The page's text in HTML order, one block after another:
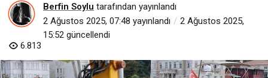
Berfin Soylu tarafından yayınlandı
2 Ağustos 2025, 07:48 yayınlandı
2 Ağustos 2025,
15:52 güncellendi
6.813